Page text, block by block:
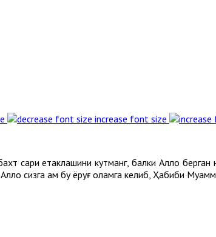
increase font size
сари етаклашини кутманг, балки Аллоҳ
сизга ҳам бу ёруғ оламга келиб, Ҳабиби